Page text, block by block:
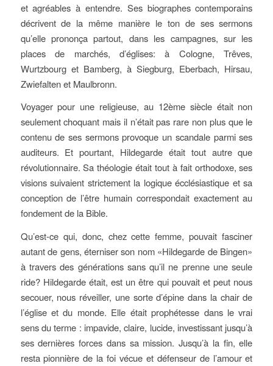
et agréables à entendre. Ses biographes contemporains
décrivent de la même manière le ton de ses sermons
qu’elle prononça partout, dans les campagnes, sur les
places de marchés, d’églises: à Cologne, Trêves,
Wurtzbourg et Bamberg, à Siegburg, Eberbach, Hirsau,
Zwiefalten et Maulbronn.
Voyager pour une religieuse, au 12ème siècle était non
seulement choquant mais il n’était pas rare non plus que le
contenu de ses sermons provoque un scandale parmi ses
auditeurs. Et pourtant, Hildegarde était tout autre que
révolutionnaire. Sa théologie était tout à fait orthodoxe, ses
visions suivaient strictement la logique écclésiastique et sa
conception de l’être humain correspondait exactement au
fondement de la Bible.
Qu’est-ce qui, donc, chez cette femme, pouvait fasciner
autant de gens, éterniser son nom «Hildegarde de Bingen»
à travers des générations sans qu’il ne prenne une seule
ride? Hildegarde était, est un être qui pouvait et peut nous
secouer, nous réveiller, une sorte d’épine dans la chair de
l’église et du monde. Elle était prophétesse dans le vrai
sens du terme : impavide, claire, lucide, investissant jusqu’à
ses dernières forces dans sa mission. Jusqu’à la fin, elle
resta pionnière de la foi vécue et défenseur de l’amour et